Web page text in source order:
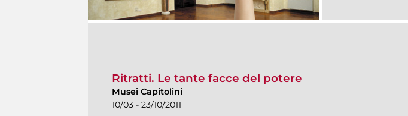
Ritratti. Le tante facce del potere
Musei Capitolini
10/03 - 23/10/2011